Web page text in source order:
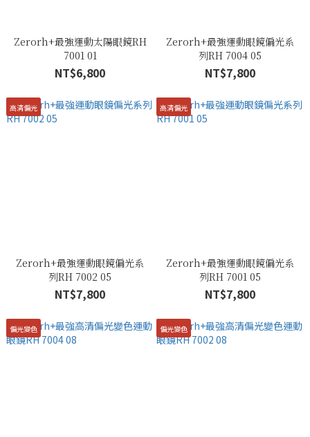
Zerorh+最強運動太陽眼鏡RH
7001 01
NT$6,800
Zerorh+最強運動眼鏡偏光系
列RH 7004 05
NT$7,800
高清偏光
Zerorh+最強運動眼鏡偏光系
列RH 7002 05
NT$7,800
高清偏光
Zerorh+最強運動眼鏡偏光系
列RH 7001 05
NT$7,800
偏光變色 偏光變色